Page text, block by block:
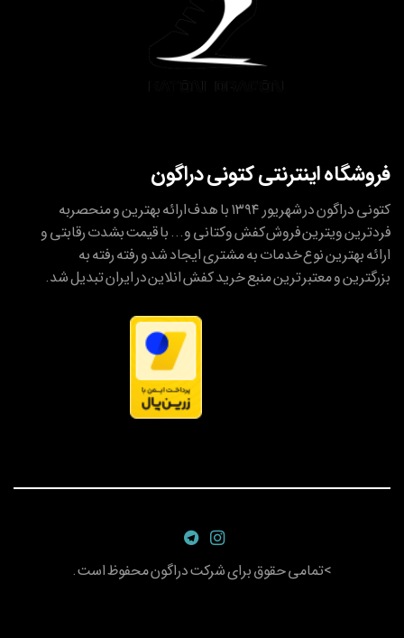
فروشگاه اینترنتی کتونی دراگون
کتونی دراگون در شهریور ۱۳۹۴ با هدف ارائه بهترین و منحصربه
فردترین ویترین فروش کفش وکتانی و... با قیمت بشدت رقابتی و
ارائه بهترین نوع خدمات به مشتری ایجاد شد و رفته رفته به
بزرگترین و معتبر ترین منبع خرید کفش انلاین در ایران تبدیل شد.
>تمامی حقوق برای شرکت دراگون محفوظ است.